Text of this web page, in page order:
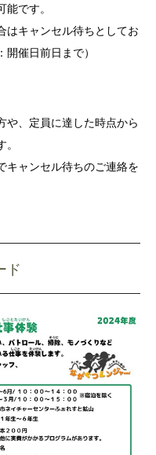
です。
はキャンセル待ちとしてお
催日前日まで）
や、定員に達した時点から
キャンセル待ちのご連絡を
ド